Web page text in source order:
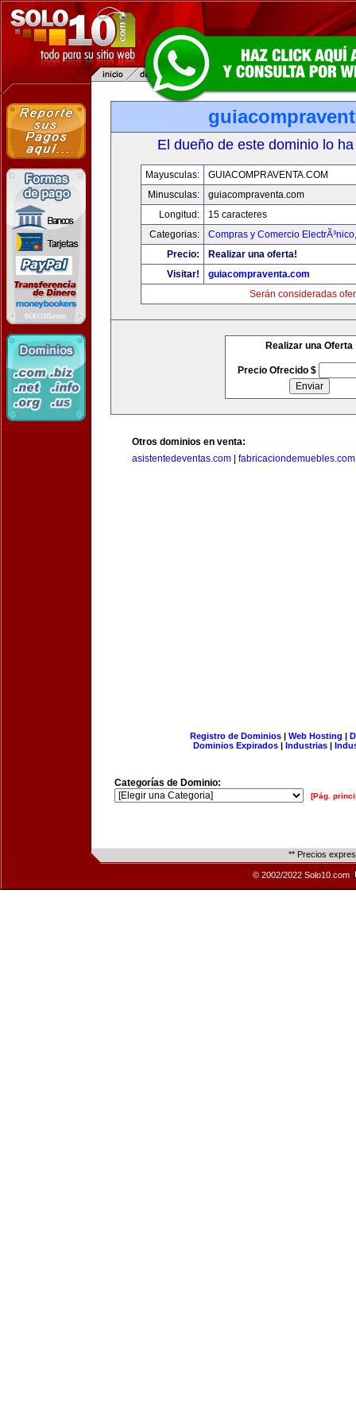
El dueño de este dominio lo
Mayusculas:
GUIACOMPRAVENTA.COM
Minusculas:
guiacompraventa.com
Longitud:
15 caracteres
Categorias:
Compras y Comercio ElectrÃ³nico
Precio:
Realizar una oferta!
Visitar!
guiacompraventa.com
Serán consideradas
Realizar una Oferta
Precio Ofrecido $
Otros dominios en venta:
asistentedeventas.com
fabricaciondemuebles.com
Registro de Dominios| Web Hosting |
Dominios Expirados | Industrias |
Categorías de Dominio:
[Pág.
** Precios
© 2002/2022 Solo10.com